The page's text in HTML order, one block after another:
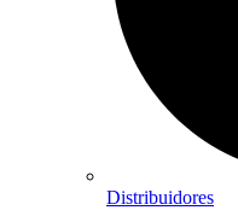
Distribuidores